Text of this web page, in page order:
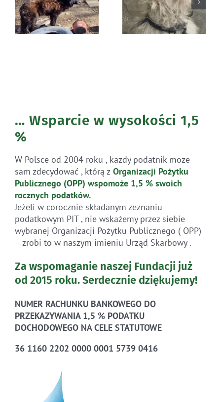
Błąkała się
sama w lesie
Ratunek Lesia
… Wsparcie w wysokości 1,5
%
W Polsce od 2004 roku , każdy podatnik może
sam zdecydować , którą zOrganizacji Pożytku
Publicznego (OPP) wspomoże 1,5 % swoich
rocznych podatków.
Jeżeli w corocznie składanym zeznaniu
podatkowym PIT , nie wskażemy przez siebie
wybranej Organizacji Pożytku Publicznego ( OPP)
– zrobi to w naszym imieniu Urząd Skarbowy .
Za wspomaganie naszej Fundacji już
od 2015 roku.Serdecznie dziękujemy!
NUMER RACHUNKU BANKOWEGO DO
PRZEKAZYWANIA 1,5 % PODATKU
DOCHODOWEGO NA CELE STATUTOWE
36 1160 2202 0000 0001 5739 0416